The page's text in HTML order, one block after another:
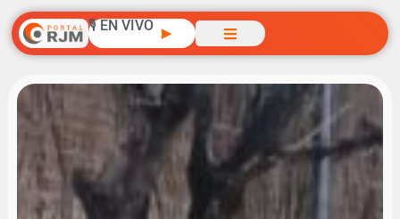
🎙️ EN VIVO ▶